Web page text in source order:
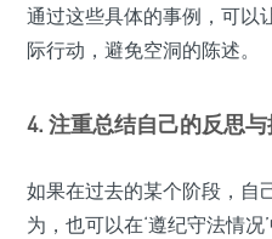
通过这些具体的事例，可以
际行动，避免空洞的陈述。
4. 注重总结自己的反思
如果在过去的某个阶段，自
为，也可以在‘遵纪守法情况